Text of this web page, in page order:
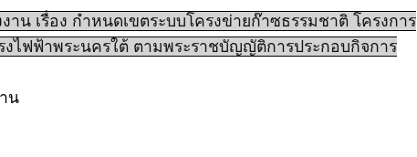
น เรื่อง กำหนดเขตระบบโครงข่ายก๊าซธรรมชาติ โครงการ
ไฟฟ้าพระนครใต้ ตามพระราชบัญญัติการประกอบกิจการ
น